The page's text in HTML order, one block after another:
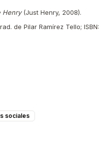
Henry(Just Henry, 2008).
de Pilar Ramírez Tello; ISBN:
sociales